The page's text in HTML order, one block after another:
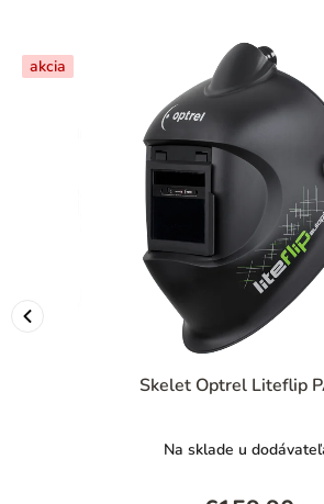
akcia
Skelet Optrel Liteflip
Na sklade u